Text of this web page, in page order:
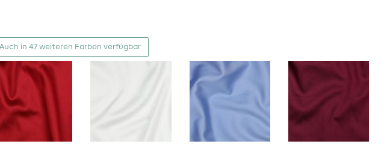
Auch in 47 weiteren Farben verfügbar